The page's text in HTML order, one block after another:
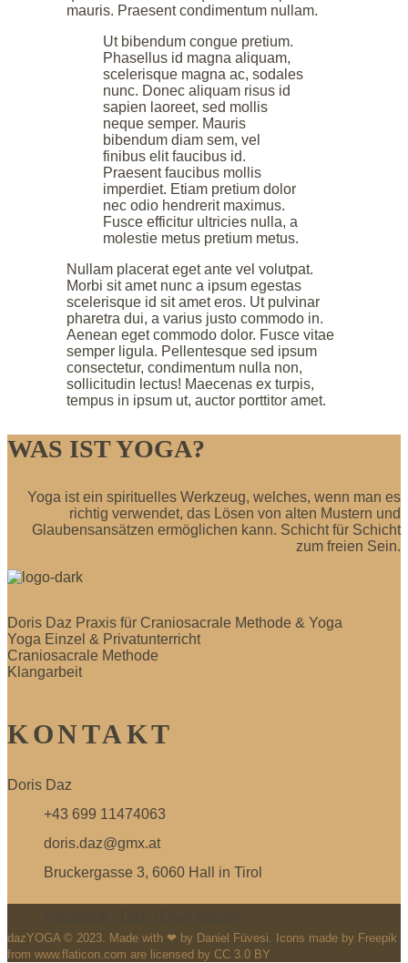
mauris. Praesent condimentum nullam.
Ut bibendum congue pretium.
Phasellus id magna aliquam,
scelerisque magna ac, sodales
nunc. Donec aliquam risus id
sapien laoreet, sed mollis
neque semper. Mauris
bibendum diam sem, vel
finibus elit faucibus id.
Praesent faucibus mollis
imperdiet. Etiam pretium dolor
nec odio hendrerit maximus.
Fusce efficitur ultricies nulla, a
molestie metus pretium metus.
Nullam placerat eget ante vel volutpat.
Morbi sit amet nunc a ipsum egestas
scelerisque id sit amet eros. Ut pulvinar
pharetra dui, a varius justo commodo in.
Aenean eget commodo dolor. Fusce vitae
semper ligula. Pellentesque sed ipsum
consectetur, condimentum nulla non,
sollicitudin lectus! Maecenas ex turpis,
tempus in ipsum ut, auctor porttitor amet.
WAS IST YOGA?
Yoga ist ein spirituelles Werkzeug, welches, wenn man es
richtig verwendet, das Lösen von alten Mustern und
Glaubensansätzen ermöglichen kann. Schicht für Schicht
zum freien Sein.
Doris Daz Praxis für Craniosacrale Methode & Yoga
Yoga Einzel & Privatunterricht
Craniosacrale Methode
Klangarbeit
KONTAKT
Doris Daz
+43 699 11474063
doris.daz@gmx.at
Bruckergasse 3, 6060 Hall in Tirol
dazYOGA © 2023. Made with ❤ by Daniel Füvesi. Icons made by Freepik
from www.flaticon.com are licensed by CC 3.0 BY